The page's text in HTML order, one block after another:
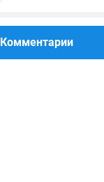
Комментарии